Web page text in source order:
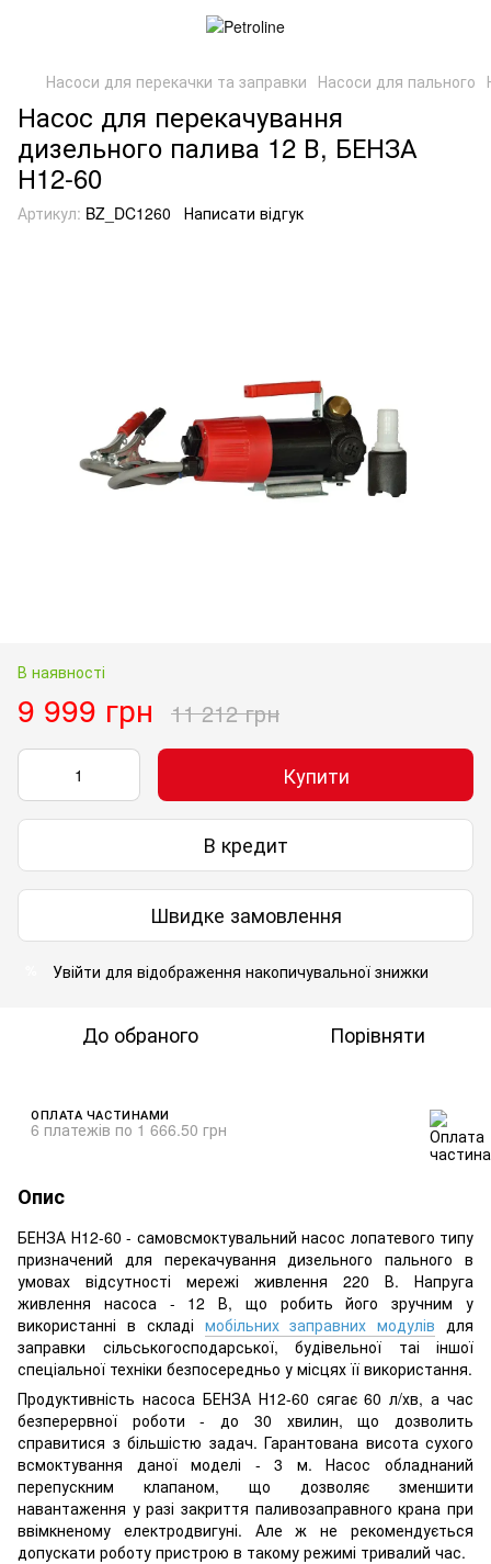
Насоси для перекачки та заправки Насоси для пального
Насос для перекачування
дизельного палива 12 В, БЕНЗА
Н12-60
Артикул: BZ_DC1260 Написати відгук
В наявності
9 999 грн 11 212 грн
Купити
В кредит
Швидке замовлення
Увійти для відображення накопичувальної знижки
До обраного Порівняти
ОПЛАТА ЧАСТИНАМИ
6 платежів по 1 666.50 грн
Опис
БЕНЗА Н12-60 - самовсмоктувальний насос лопатевого типу
призначений для перекачування дизельного пального в
умовах відсутності мережі живлення 220 В. Напруга
живлення насоса - 12 В, що робить його зручним у
використанні в складі мобільних заправних модулів для
заправки сільськогосподарської, будівельної таі іншої
спеціальної техніки безпосередньо у місцях її використання.
Продуктивність насоса БЕНЗА Н12-60 сягає 60 л/хв, а час
безперервної роботи - до 30 хвилин, що дозволить
справитися з більшістю задач. Гарантована висота сухого
всмоктування даної моделі - 3 м. Насос обладнаний
перепускним клапаном, що дозволяє зменшити
навантаження у разі закриття паливозаправного крана при
ввімкненому електродвигуні. Але ж не рекомендується
допускати роботу пристрою в такому режимі тривалий час.